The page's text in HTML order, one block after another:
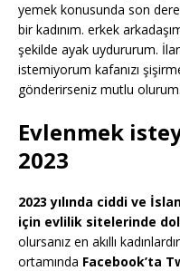
yemek konusunda son
bir kadınım. erkek
şekilde ayak uydururum.
istemiyorum kafanızı
gönderirseniz mutlu
Evlenmek
2023
2023 yılında ciddi ve
için evlilik sitelerinde
olursanız en akıllı
ortamında Facebook’ta